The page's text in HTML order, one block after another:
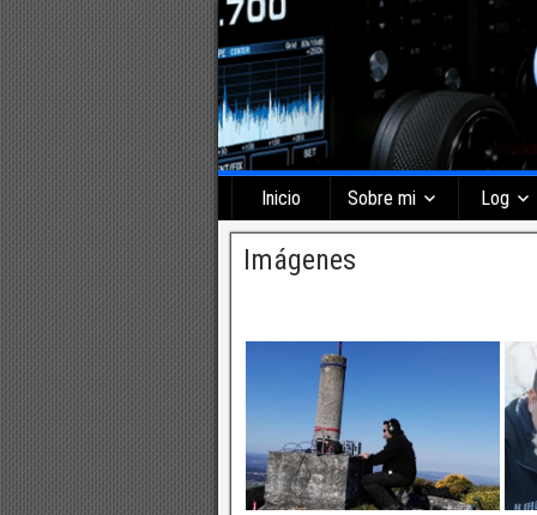
Inicio Sobre mi Log
Imágenes